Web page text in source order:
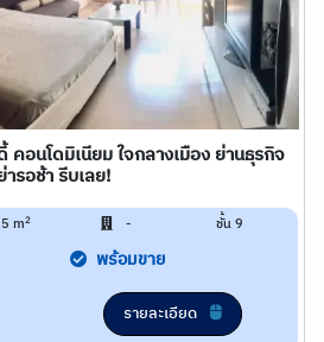
คอนโดมิเนียม ใจกลางเมือง ย่านธุรกิจ
รอช้า รีบเลย!
m2 - ชั้น 9
พร้อมขาย
รายละเอียด